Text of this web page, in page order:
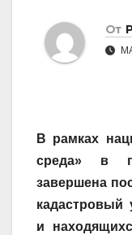
От
В рамках
среда» в
завершена
кадастровый
и